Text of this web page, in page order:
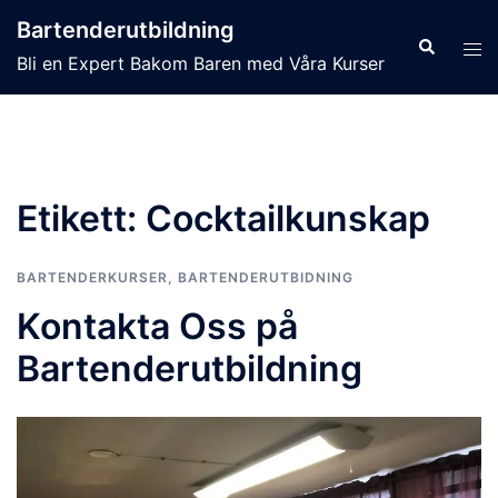
till
innehåll
Bartenderutbildning
Bli en Expert Bakom Baren med Våra Kurser
Sök
Slå
Etikett: Cocktailkunskap
BARTENDERKURSER, BARTENDERUTBIDNING
Kontakta Oss på
Bartenderutbildning